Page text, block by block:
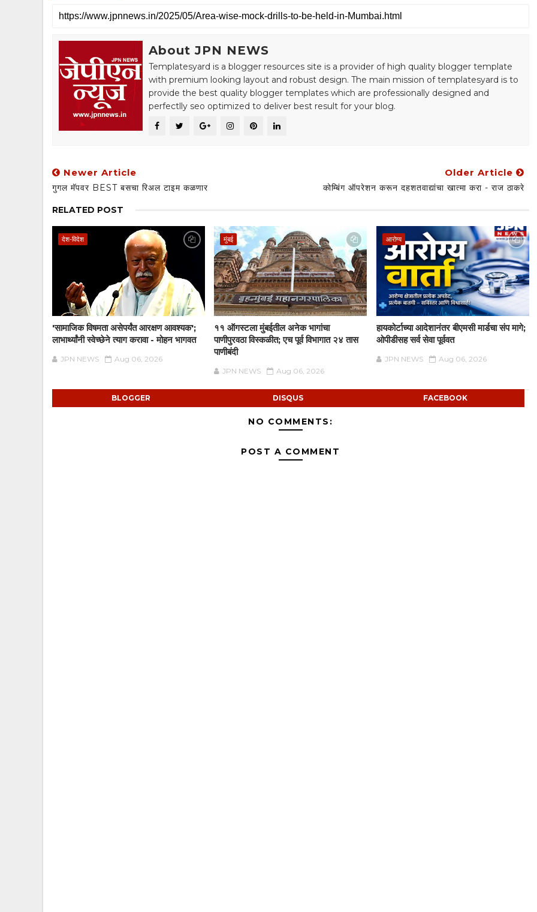
About JPN NEWS
Templatesyard is a blogger resources site is a provider of high quality blogger template
with premium looking layout and robust design. The main mission of templatesyard is to
provide the best quality blogger templates which are professionally designed and
perfectlly seo optimized to deliver best result for your blog.
Newer Article
गुगल मॅपवर BEST बसचा रिअल टाइम कळणार
Older Article
कोम्बिंग ऑपरेशन करून दहशतवाद्यांचा खात्मा करा - राज ठाकरे
RELATED POST
देश-विदेश
'सामाजिक विषमता असेपर्यंत आरक्षण आवश्यक';
लाभार्थ्यांनी स्वेच्छेने त्याग करावा - मोहन भागवत
JPN NEWS Aug 06, 2026
मुंबई
११ ऑगस्टला मुंबईतील अनेक भागांचा
पाणीपुरवठा विस्कळीत; एच पूर्व विभागात २४ तास
पाणीबंदी
JPN NEWS Aug 06, 2026
आरोग्य
हायकोर्टाच्या आदेशानंतर बीएमसी मार्डचा संप मागे;
ओपीडीसह सर्व सेवा पूर्ववत
JPN NEWS Aug 06, 2026
BLOGGER DISQUS FACEBOOK
NO COMMENTS:
POST A COMMENT